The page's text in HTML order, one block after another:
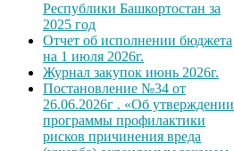
Республики Башкортостан за
2025 год
Отчет об исполнении бюджета
на 1 июля 2026г.
Журнал закупок июнь 2026г.
Постановление №34 от
26.06.2026г . «Об утверждении
программы профилактики
рисков причинения вреда